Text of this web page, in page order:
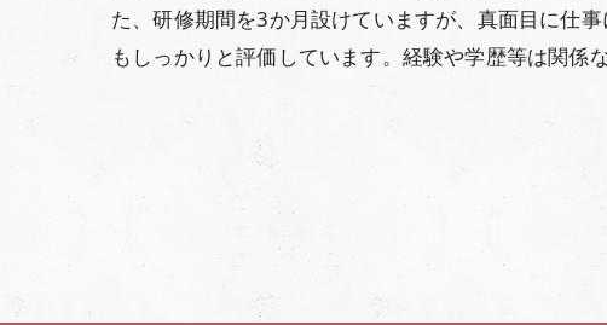
た、研修期間を3か月設けていますが、真面目に仕
もしっかりと評価しています。経験や学歴等は関係